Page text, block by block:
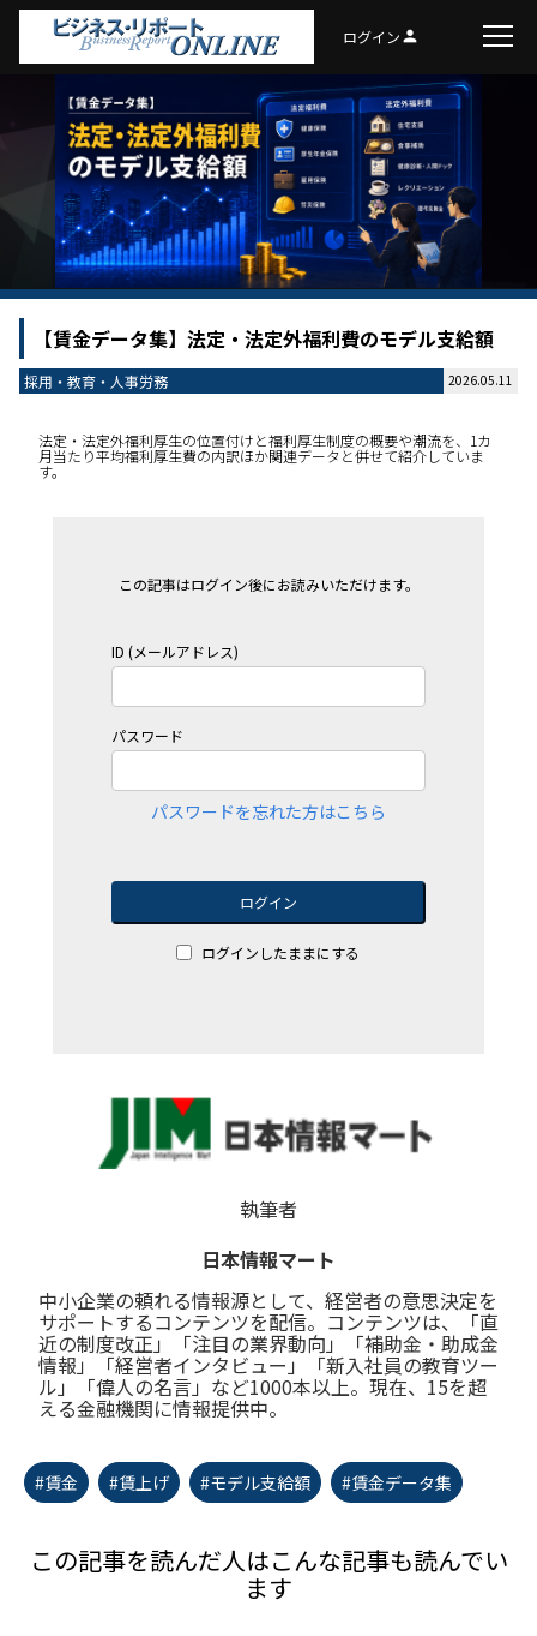
ログインperson
【賃金データ集】法定・法定外福利費のモデル支給額
採用・教育・人事労務 2026.05.11
法定・法定外福利厚生の位置付けと福利厚生制度の概要や潮流を、1カ
月当たり平均福利厚生費の内訳ほか関連データと併せて紹介していま
す。
この記事はログイン後にお読みいただけます。
ID (メールアドレス)
パスワード
パスワードを忘れた方はこちら
ログイン
ログインしたままにする
執筆者
日本情報マート
中小企業の頼れる情報源として、経営者の意思決定を
サポートするコンテンツを配信。コンテンツは、「直
近の制度改正」「注目の業界動向」「補助金・助成金
情報」「経営者インタビュー」「新入社員の教育ツー
ル」「偉人の名言」など1000本以上。現在、15を超
える金融機関に情報提供中。
#賃金 #賃上げ #モデル支給額 #賃金データ集
この記事を読んだ人はこんな記事も読んでい
ます